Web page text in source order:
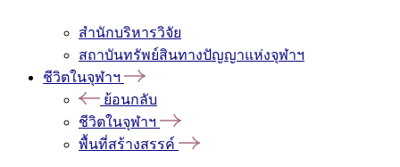
สำนักบริหารวิจัย
สถาบันทรัพย์สินทางปัญญาแห่งจุฬาฯ
ชีวิตในจุฬาฯ
ย้อนกลับ
ชีวิตในจุฬาฯ
พื้นที่สร้างสรรค์